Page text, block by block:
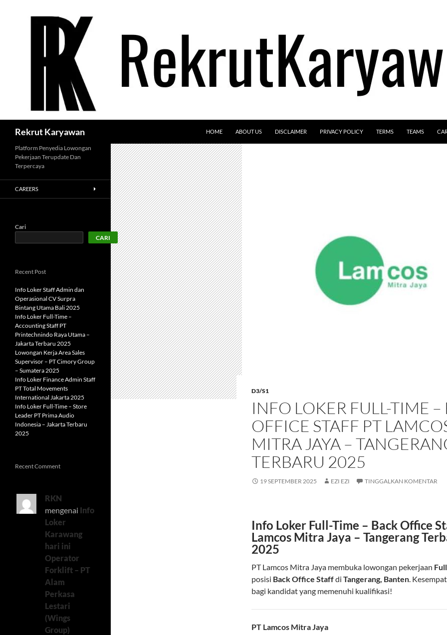
Rekrut Karyawan HOME ABOUT US DISCLAIMER PRIVACY POLICY TERMS TEAMS
D3/S1
INFO LOKER FULL-TIME –
OFFICE STAFF PT
MITRA JAYA –
TERBARU 2025
19 SEPTEMBER 2025 EZI EZI TINGGALKAN KOMENTAR
Info Loker Full-Time – Back Office
Lamcos Mitra Jaya – Tangerang
2025
PT Lamcos Mitra Jaya membuka lowongan pekerjaan
posisi Back Office Staffdi Tangerang, Banten.
bagi kandidat yang memenuhi kualifikasi!
PT Lamcos Mitra Jaya
Platform Penyedia Lowongan
Pekerjaan Terupdate Dan
Terpercaya
CAREERS
Cari
CARI
Recent Post
Info Loker Staff Admin dan
Operasional CV Surpra
Bintang Utama Bali 2025
Info Loker Full-Time –
Accounting Staff PT
Printechnindo Raya Utama –
Jakarta Terbaru 2025
Lowongan Kerja Area Sales
Supervisor – PT Cimory Group
– Sumatera 2025
Info Loker Finance Admin Staff
PT Total Movements
International Jakarta 2025
Info Loker Full-Time – Store
Leader PT Prima Audio
Indonesia – Jakarta Terbaru
2025
Recent Comment
RKN
mengenai Info
Loker
Karawang
hari ini
Operator
Forklift – PT
Alam
Perkasa
Lestari
(Wings
Group)